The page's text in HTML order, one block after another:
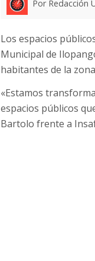
Por Redacción
Los espacios
Municipal de
habitantes de la
«Estamos
espacios públicos
Bartolo frente a